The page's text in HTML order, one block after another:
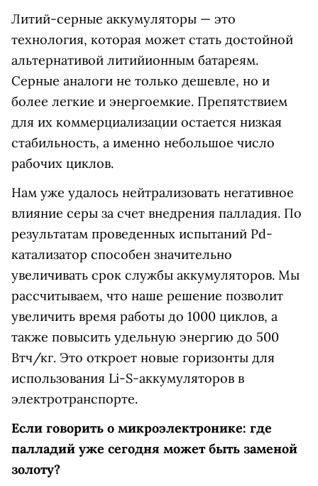
Литий-серные аккумуляторы — это
технология, которая может стать достойной
альтернативой литийионным батареям.
Серные аналоги не только дешевле, но и
более легкие и энергоемкие. Препятствием
для их коммерциализации остается низкая
стабильность, а именно небольшое число
рабочих циклов.
Нам уже удалось нейтрализовать негативное
влияние серы за счет внедрения палладия. По
результатам проведенных испытаний Pd-
катализатор способен значительно
увеличивать срок службы аккумуляторов. Мы
рассчитываем, что наше решение позволит
увеличить время работы до 1000 циклов, а
также повысить удельную энергию до 500
Втч/кг. Это откроет новые горизонты для
использования Li-S-аккумуляторов в
электротранспорте.
Если говорить о микроэлектронике: где
палладий уже сегодня может быть заменой
золоту?